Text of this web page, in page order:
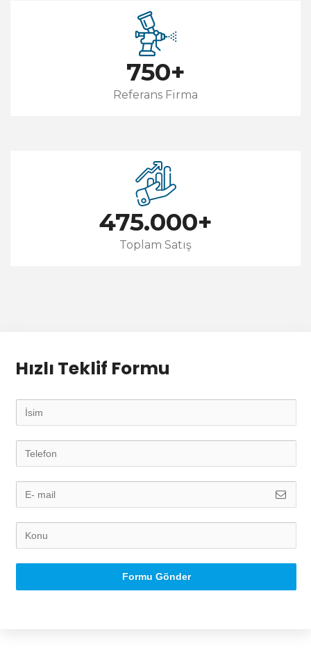
750+
Referans Firma
475.000+
Toplam Satış
Hızlı Teklif Formu
Formu Gönder